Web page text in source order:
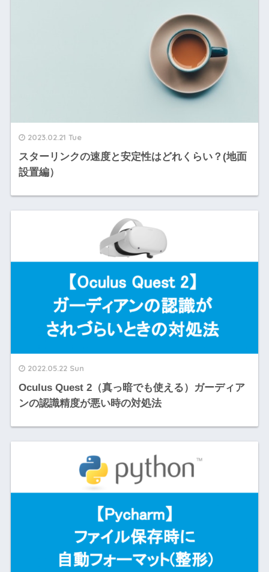
2023.02.21 Tue
スターリンクの速度と安定性はどれくらい？(地面
設置編）
2022.05.22 Sun
Oculus Quest 2（真っ暗でも使える）ガーディア
ンの認識精度が悪い時の対処法